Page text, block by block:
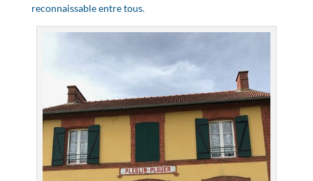
reconnaissable entre tous.